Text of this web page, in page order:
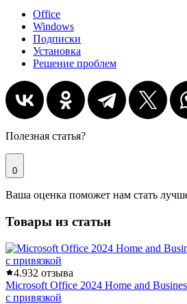
Office
Windows
Подписки
Установка
Решение проблем
Полезная статья?
0
Ваша оценка поможет нам стать
Товары из статьи
4.932 отзыва
Microsoft Office 2024 Home and
с привязкой